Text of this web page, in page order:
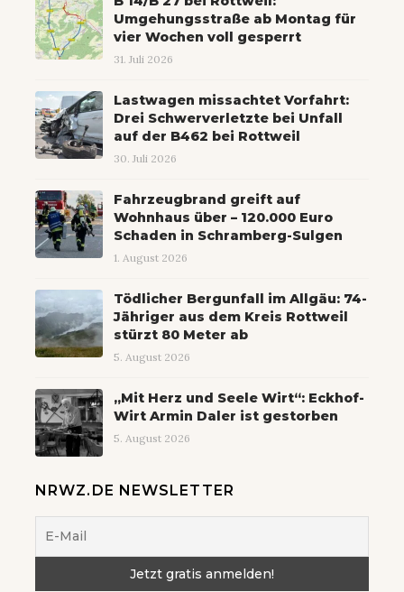
Umgehungsstraße ab Montag für
vier Wochen voll gesperrt
31. Juli 2026
Lastwagen missachtet Vorfahrt:
Drei Schwerverletzte bei Unfall
auf der B462 bei Rottweil
30. Juli 2026
Fahrzeugbrand greift auf
Wohnhaus über – 120.000 Euro
Schaden in Schramberg-Sulgen
1. August 2026
Tödlicher Bergunfall im Allgäu: 74-
Jähriger aus dem Kreis Rottweil
stürzt 80 Meter ab
5. August 2026
„Mit Herz und Seele Wirt“: Eckhof-
Wirt Armin Daler ist gestorben
5. August 2026
NRWZ.DE NEWSLETTER